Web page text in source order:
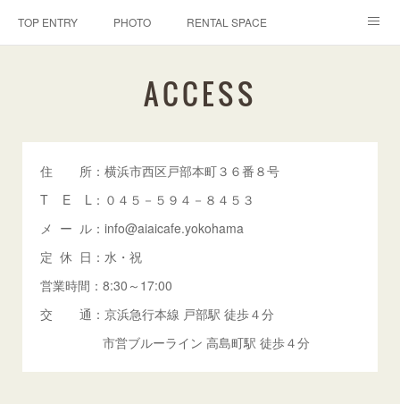
TOP ENTRY PHOTO RENTAL SPACE
ACCESS
住 所：横浜市西区戸部本町３６番８号
T E L：０４５－５９４－８４５３
メ ー ル：info@aiaicafe.yokohama
定 休 日：水・祝
営業時間：8:30～17:00
交 通：京浜急行本線 戸部駅 徒歩４分
市営ブルーライン 高島町駅 徒歩４分